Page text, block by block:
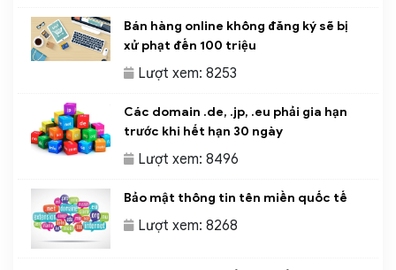
Bán hàng online không đăng ký sẽ bị
xử phạt đến 100 triệu
Lượt xem: 8253
Các domain .de, .jp, .eu phải gia hạn
trước khi hết hạn 30 ngày
Lượt xem: 8496
Bảo mật thông tin tên miền quốc tế
Lượt xem: 8268